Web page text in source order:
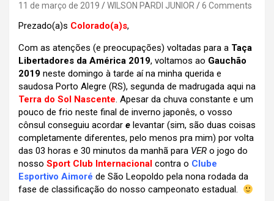
11 de março de 2019 WILSON PARDI JUNIOR 6 Comments
Prezado(a)s Colorado(a)s,
Com as atenções (e preocupações) voltadas para a Taça
Libertadores da América 2019, voltamos ao Gauchão
2019 neste domingo à tarde aí na minha querida e
saudosa Porto Alegre (RS), segunda de madrugada aqui na
Terra do Sol Nascente. Apesar da chuva constante e um
pouco de frio neste final de inverno japonês, o vosso
cônsul conseguiu acordar e levantar (sim, são duas coisas
completamente diferentes, pelo menos pra mim) por volta
das 03 horas e 30 minutos da manhã para VER o jogo do
nosso Sport Club Internacional contra o Clube
Esportivo Aimoré de São Leopoldo pela nona rodada da
fase de classificação do nosso campeonato estadual.